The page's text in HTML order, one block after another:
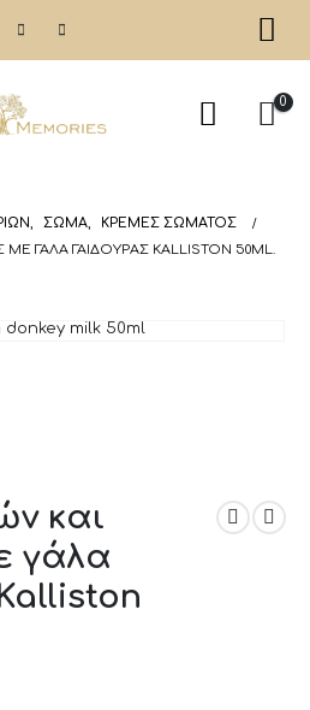
0
, ΣΩΜΑ,
ΚΡΈΜΕΣ ΣΏΜΑΤΟΣ
ΓΆΛΑ ΓΑΙΔΟΎΡΑΣ KALLISTON 50ML.
και
γάλα